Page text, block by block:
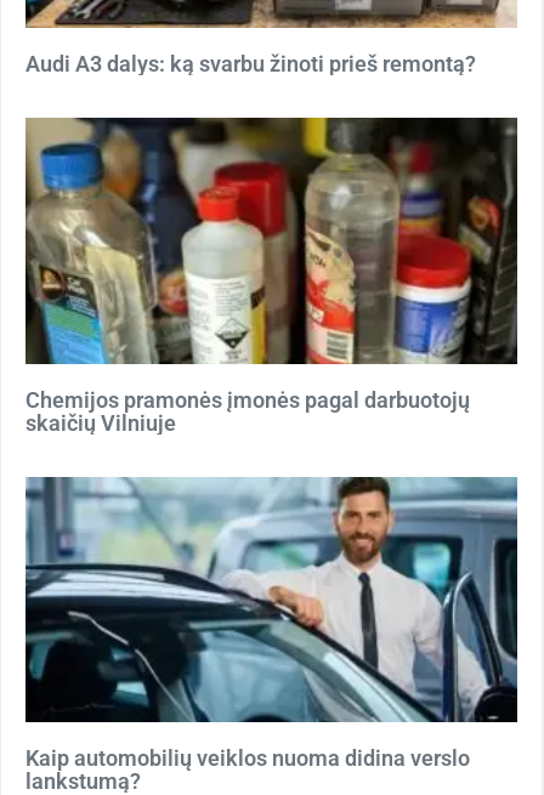
Audi A3 dalys: ką svarbu žinoti prieš remontą?
Chemijos pramonės įmonės pagal darbuotojų
skaičių Vilniuje
Kaip automobilių veiklos nuoma didina verslo
lankstumą?